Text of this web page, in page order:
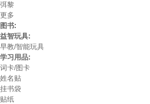
弭黎
更多
图书:
益智玩具:
早教/智能玩具
学习用品:
词卡/图卡
姓名贴
挂书袋
贴纸